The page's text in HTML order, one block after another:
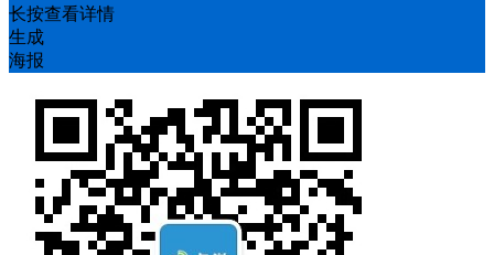
长按查看详情
生成
海报